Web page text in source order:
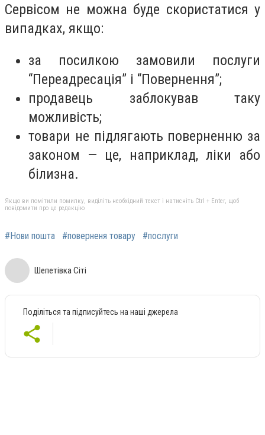
Сервісом не можна буде скористатися у
випадках, якщо:
за посилкою замовили послуги
“Переадресація” і “Повернення”;
продавець заблокував таку
можливість;
товари не підлягають поверненню за
законом — це, наприклад, ліки або
білизна.
Якщо ви помітили помилку, виділіть необхідний текст і натисніть Ctrl + Enter, щоб
повідомити про це редакцію
#Нови пошта #поверненя товару #послуги
Шепетівка Сіті
Поділіться та підписуйтесь на наші джерела